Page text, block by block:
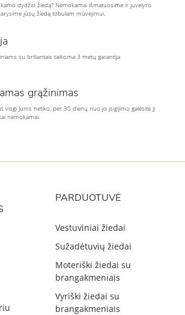
dydžio žiedą? Nemokamai išmatuosime ir juvelyro
jūsų žiedą tobulam mūvėjimui.
su briliantais taikoma 3 metų garantija
grąžinimas
visgi Jums netiko, per 30 dienų nuo jo įsigijimo galėsite jį
nemokamai.
PARDUOTUVĖ
Vestuviniai žiedai
Sužadėtuvių žiedai
Moteriški žiedai su
brangakmeniais
Vyriški žiedai su
brangakmeniais